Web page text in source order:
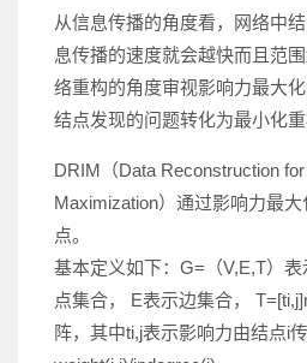
从信息传播的角度看，网络中
息传播的速度就会越快而且范
络重构的角度审视影响力最大
结点发现的问题转化为最小化重
DRIM（Data Reconstruction
Maximization）通过影响力最
点。
基本定义如下：G=（V,E,T）
点集合， E表示边集合，
阵，其中ti,j表示影响力由结点i